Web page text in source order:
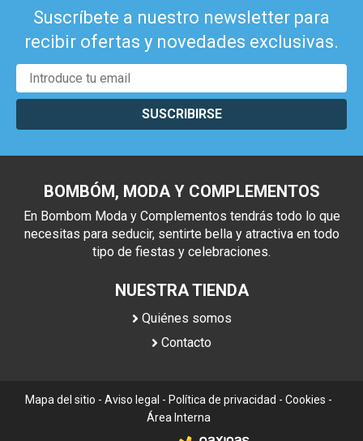
Suscríbete a nuestro newsletter para
recibir ofertas y novedades exclusivas.
SUSCRIBIRSE
BOMBÓM, MODA Y COMPLEMENTOS
En Bombom Moda y Complementos tendrás todo lo que
necesitas para seducir, sentirte bella y atractiva en todo
tipo de fiestas y celebraciones.
NUESTRA TIENDA
Quiénes somos
Contacto
Mapa del sitio - Aviso legal - Política de privacidad - Cookies -
Área Interna